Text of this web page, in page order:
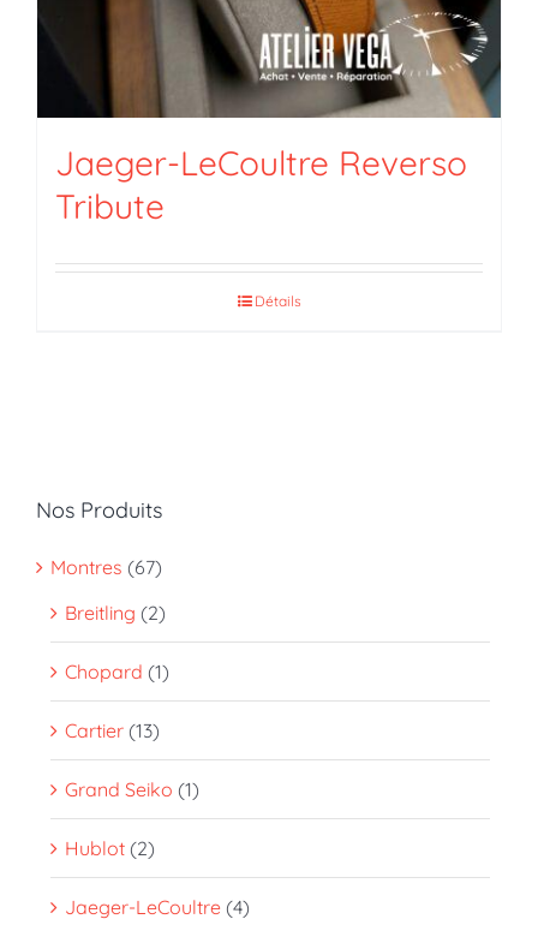
Jaeger-LeCoultre Reverso
Tribute
Détails
Nos Produits
Montres (67)
Breitling (2)
Chopard (1)
Cartier (13)
Grand Seiko (1)
Hublot (2)
Jaeger-LeCoultre (4)